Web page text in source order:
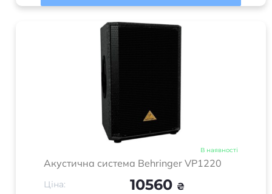
В наявності
Акустична система Behringer VP1220
Ціна: 10560 ₴